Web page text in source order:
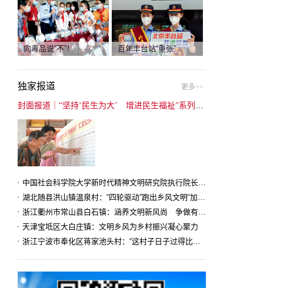
向毒品说“不”！ 百年丰台站“重张”
独家报道 更多>>
中国社会科学院大学新时代精神文明研究院执行院长王维国：文明村镇创建为乡村注入持久发展动力
湖北随县洪山镇温泉村：“四轮驱动”跑出乡风文明“加速度”
浙江衢州市常山县白石镇：涵养文明新风尚 争做有礼白石人
天津宝坻区大白庄镇：文明乡风为乡村振兴凝心聚力
浙江宁波市奉化区蒋家池头村：“这村子日子过得比城里还舒心”